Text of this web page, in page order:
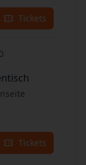
Tickets
Tickets